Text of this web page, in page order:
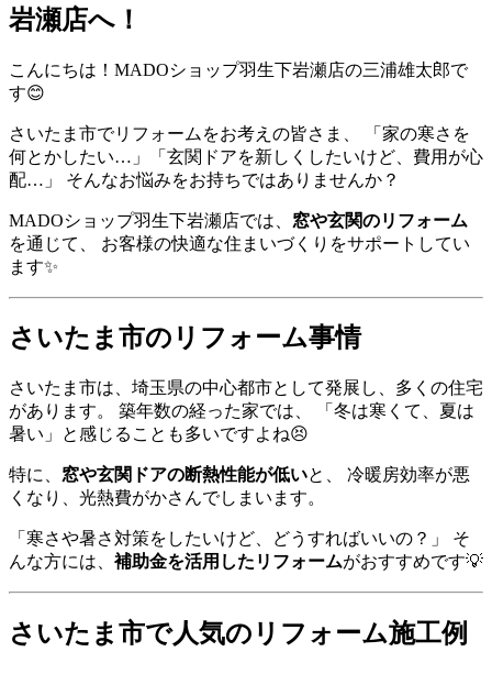
岩瀬店へ！
こんにちは！MADOショップ羽生下岩瀬店の三浦雄太郎で
す😊
さいたま市でリフォームをお考えの皆さま、 「家の寒さを
何とかしたい…」「玄関ドアを新しくしたいけど、費用が心
配…」 そんなお悩みをお持ちではありませんか？
MADOショップ羽生下岩瀬店では、 窓や玄関のリフォーム
を通じて、 お客様の快適な住まいづくりをサポートしてい
ます✨
さいたま市のリフォーム事情
さいたま市は、埼玉県の中心都市として発展し、多くの住宅
があります。 築年数の経った家では、 「冬は寒くて、夏は
暑い」と感じることも多いですよね😣
特に、 窓や玄関ドアの断熱性能が低いと、 冷暖房効率が悪
くなり、光熱費がかさんでしまいます。
「寒さや暑さ対策をしたいけど、どうすればいいの？」 そ
んな方には、 補助金を活用したリフォームがおすすめです💡
さいたま市で人気のリフォーム施工例